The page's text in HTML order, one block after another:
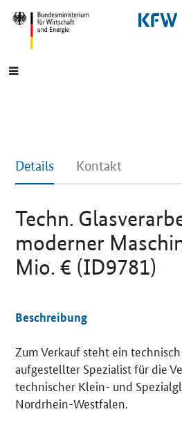
SrOnlyNavigation
Hauptmenü
Details Kontakt
Techn.
moderner
Mio. € (ID9781)
Details
Beschreibung
Zum Verkauf steht ein
aufgestellter Spezialist für die
technischer Klein- und
Nordrhein-Westfalen.